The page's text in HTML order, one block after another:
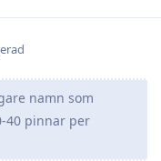
namn som
40 pinnar per